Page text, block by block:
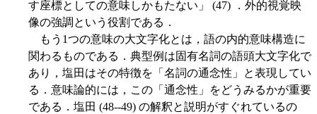
す座標としての意味しかもたない」 (47) ．外的視覚映
像の強調という役割である．
もう1つの意味の大文字化とは，語の内的意味構造に
関わるものである．典型例は固有名詞の語頭大文字化で
あり，塩田はその特徴を「名詞の通念性」と表現してい
る．意味論的には，この「通念性」をどうみるかが重要
である．塩田 (48--49) の解釈と説明がすぐれているの